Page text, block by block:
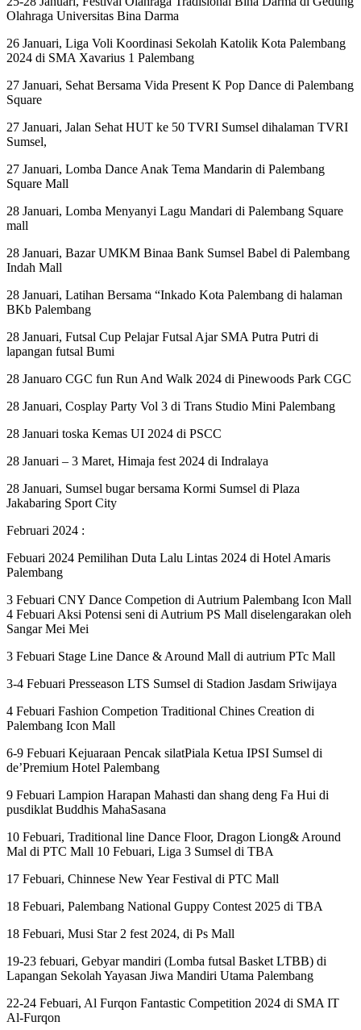
Olahraga Universitas Bina Darma
26 Januari, Liga Voli Koordinasi Sekolah Katolik Kota Palembang
2024 di SMA Xavarius 1 Palembang
27 Januari, Sehat Bersama Vida Present K Pop Dance di Palembang
Square
27 Januari, Jalan Sehat HUT ke 50 TVRI Sumsel dihalaman TVRI
Sumsel,
27 Januari, Lomba Dance Anak Tema Mandarin di Palembang
Square Mall
28 Januari, Lomba Menyanyi Lagu Mandari di Palembang Square
mall
28 Januari, Bazar UMKM Binaa Bank Sumsel Babel di Palembang
Indah Mall
28 Januari, Latihan Bersama “Inkado Kota Palembang di halaman
BKb Palembang
28 Januari, Futsal Cup Pelajar Futsal Ajar SMA Putra Putri di
lapangan futsal Bumi
28 Januaro CGC fun Run And Walk 2024 di Pinewoods Park CGC
28 Januari, Cosplay Party Vol 3 di Trans Studio Mini Palembang
28 Januari toska Kemas UI 2024 di PSCC
28 Januari – 3 Maret, Himaja fest 2024 di Indralaya
28 Januari, Sumsel bugar bersama Kormi Sumsel di Plaza
Jakabaring Sport City
Februari 2024 :
Febuari 2024 Pemilihan Duta Lalu Lintas 2024 di Hotel Amaris
Palembang
3 Febuari CNY Dance Competion di Autrium Palembang Icon Mall
4 Febuari Aksi Potensi seni di Autrium PS Mall diselengarakan oleh
Sangar Mei Mei
3 Febuari Stage Line Dance & Around Mall di autrium PTc Mall
3-4 Febuari Presseason LTS Sumsel di Stadion Jasdam Sriwijaya
4 Febuari Fashion Competion Traditional Chines Creation di
Palembang Icon Mall
6-9 Febuari Kejuaraan Pencak silatPiala Ketua IPSI Sumsel di
de’Premium Hotel Palembang
9 Febuari Lampion Harapan Mahasti dan shang deng Fa Hui di
pusdiklat Buddhis MahaSasana
10 Febuari, Traditional line Dance Floor, Dragon Liong& Around
Mal di PTC Mall 10 Febuari, Liga 3 Sumsel di TBA
17 Febuari, Chinnese New Year Festival di PTC Mall
18 Febuari, Palembang National Guppy Contest 2025 di TBA
18 Febuari, Musi Star 2 fest 2024, di Ps Mall
19-23 febuari, Gebyar mandiri (Lomba futsal Basket LTBB) di
Lapangan Sekolah Yayasan Jiwa Mandiri Utama Palembang
22-24 Febuari, Al Furqon Fantastic Competition 2024 di SMA IT
Al-Furqon